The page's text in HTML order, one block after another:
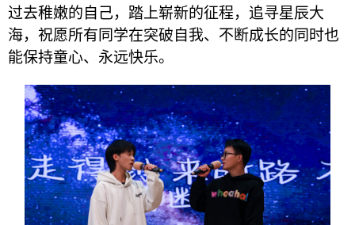
过去稚嫩的自己，踏上崭新的征程，追寻星辰大
海，祝愿所有同学在突破自我、不断成长的同时也
能保持童心、永远快乐。